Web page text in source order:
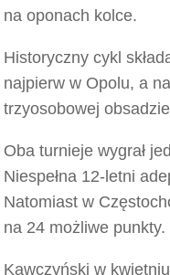
na oponach kolce.
Historyczny cykl
najpierw w Opolu, a
trzyosobowej
Oba turnieje wygrał
Niespełna 12-letni
Natomiast w
na 24 możliwe punkty.
Kawczyński w